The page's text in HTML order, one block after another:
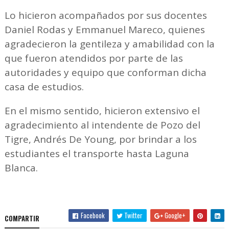
Lo hicieron acompañados por sus docentes
Daniel Rodas y Emmanuel Mareco, quienes
agradecieron la gentileza y amabilidad con la
que fueron atendidos por parte de las
autoridades y equipo que conforman dicha
casa de estudios.
En el mismo sentido, hicieron extensivo el
agradecimiento al intendente de Pozo del
Tigre, Andrés De Young, por brindar a los
estudiantes el transporte hasta Laguna
Blanca.
COMPARTIR Facebook Twitter Google+